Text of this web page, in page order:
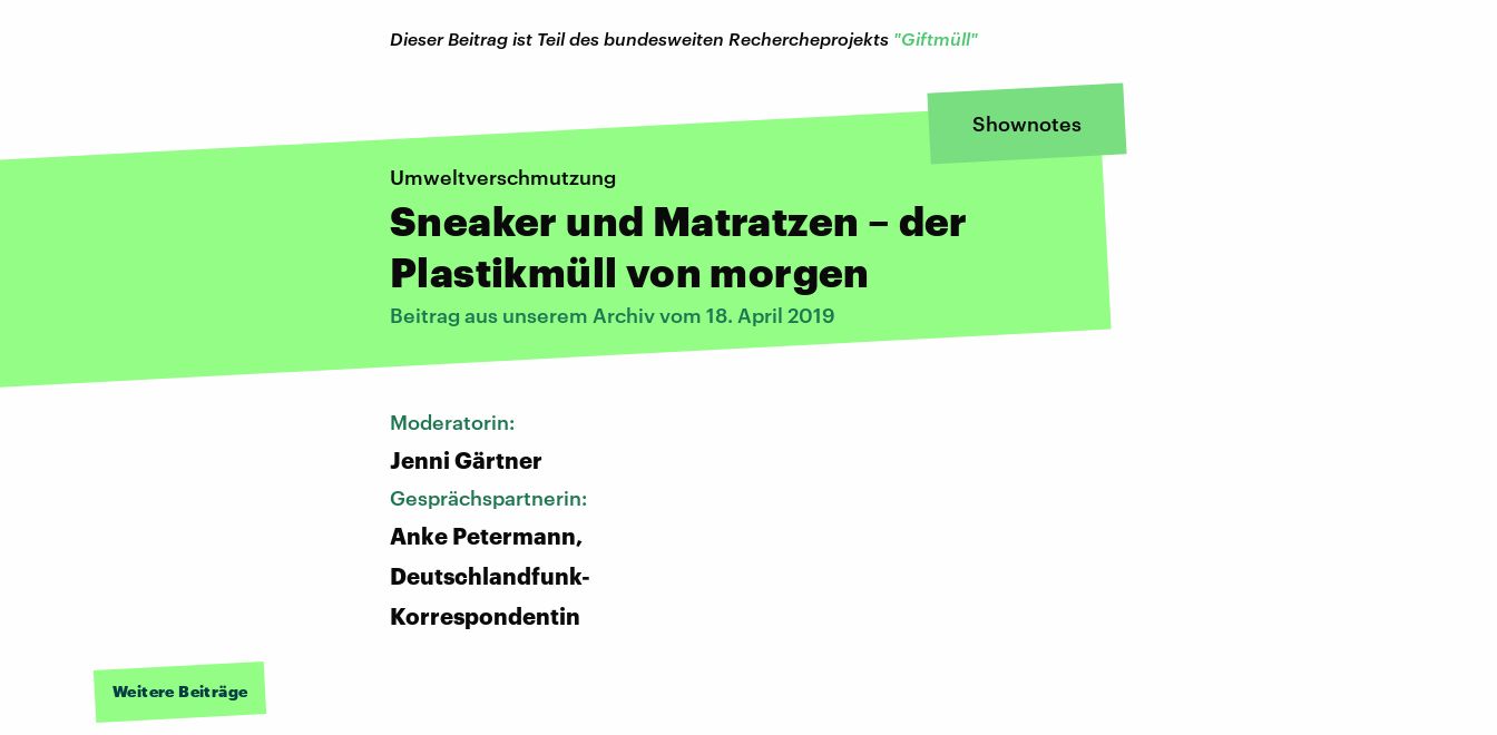
Dieser Beitrag ist Teil des bundesweiten Rechercheprojekts "Giftmüll"
Shownotes
Umweltverschmutzung
Sneaker und Matratzen – der
Plastikmüll von morgen
Beitrag aus unserem Archiv vom 18. April 2019
Moderatorin:
Jenni Gärtner
Gesprächspartnerin:
Anke Petermann,
Deutschlandfunk-
Korrespondentin
Weitere Beiträge